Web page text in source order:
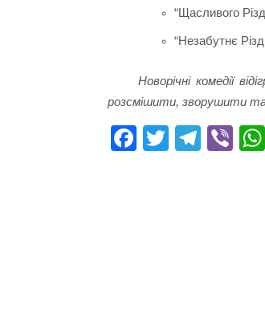
“Щасливого
“Незабутнє
Новорічні комедії
розсмішити, зворушити та
Fa T
Te Vi